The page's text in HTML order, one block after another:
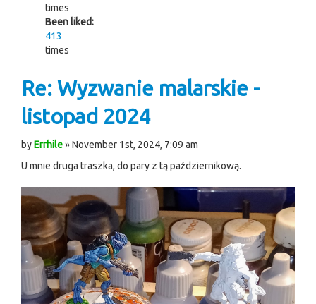
times
Been liked:
413
times
Re: Wyzwanie malarskie -
listopad 2024
byErrhile» November 1st, 2024, 7:09 am
U mnie druga traszka, do pary z tą październikową.